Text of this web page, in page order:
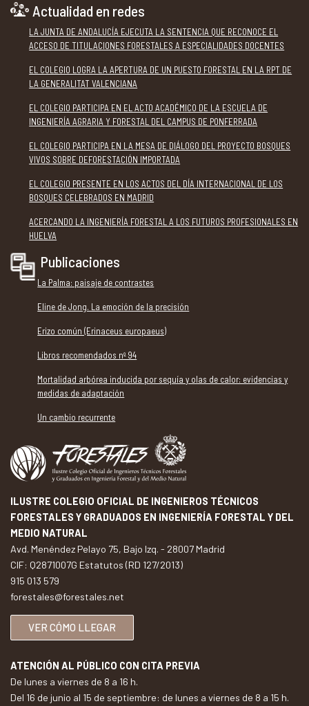
Actualidad en redes
LA JUNTA DE ANDALUCÍA EJECUTA LA SENTENCIA QUE RECONOCE EL
ACCESO DE TITULACIONES FORESTALES A ESPECIALIDADES DOCENTES
EL COLEGIO LOGRA LA APERTURA DE UN PUESTO FORESTAL EN LA RPT DE
LA GENERALITAT VALENCIANA
EL COLEGIO PARTICIPA EN EL ACTO ACADÉMICO DE LA ESCUELA DE
INGENIERÍA AGRARIA Y FORESTAL DEL CAMPUS DE PONFERRADA
EL COLEGIO PARTICIPA EN LA MESA DE DIÁLOGO DEL PROYECTO BOSQUES
VIVOS SOBRE DEFORESTACIÓN IMPORTADA
EL COLEGIO PRESENTE EN LOS ACTOS DEL DÍA INTERNACIONAL DE LOS
BOSQUES CELEBRADOS EN MADRID
ACERCANDO LA INGENIERÍA FORESTAL A LOS FUTUROS PROFESIONALES EN
HUELVA
Publicaciones
La Palma: paisaje de contrastes
Eline de Jong. La emoción de la precisión
Erizo común (Erinaceus europaeus)
Libros recomendados nº 94
Mortalidad arbórea inducida por sequía y olas de calor: evidencias y
medidas de adaptación
Un cambio recurrente
ILUSTRE COLEGIO OFICIAL DE INGENIEROS TÉCNICOS
FORESTALES Y GRADUADOS EN INGENIERÍA FORESTAL Y DEL
MEDIO NATURAL
Avd. Menéndez Pelayo 75, Bajo Izq. - 28007 Madrid
CIF: Q2871007G Estatutos (RD 127/2013)
915 013 579
forestales@forestales.net
VER CÓMO LLEGAR
ATENCIÓN AL PÚBLICO CON CITA PREVIA
De lunes a viernes de 8 a 16 h.
Del 16 de junio al 15 de septiembre: de lunes a viernes de 8 a 15 h.